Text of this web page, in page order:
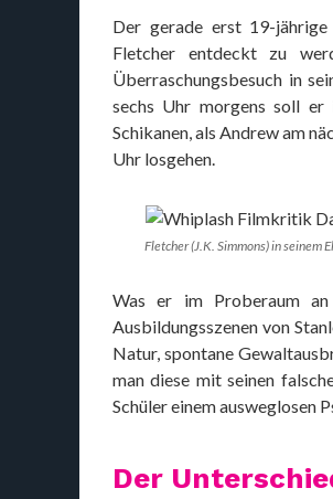
Der gerade erst 19-
Fletcher entdeckt zu
Überraschungsbesuch in
sechs Uhr morgens soll er
Schikanen, als Andrew am
Uhr losgehen.
Fletcher (J.K. Simmons) in seinem
Was er im Proberaum
Ausbildungsszenen von
Natur, spontane
man diese mit seinen
Schüler einem ausweglosen
Der